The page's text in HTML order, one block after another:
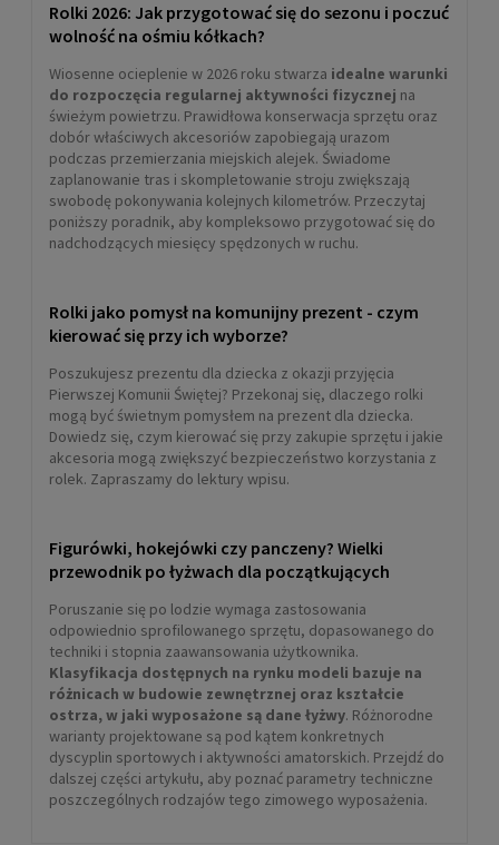
Rolki 2026: Jak przygotować się do sezonu i poczuć
wolność na ośmiu kółkach?
Wiosenne ocieplenie w 2026 roku stwarza idealne warunki
do rozpoczęcia regularnej aktywności fizycznej na
świeżym powietrzu. Prawidłowa konserwacja sprzętu oraz
dobór właściwych akcesoriów zapobiegają urazom
podczas przemierzania miejskich alejek. Świadome
zaplanowanie tras i skompletowanie stroju zwiększają
swobodę pokonywania kolejnych kilometrów. Przeczytaj
poniższy poradnik, aby kompleksowo przygotować się do
nadchodzących miesięcy spędzonych w ruchu.
Rolki jako pomysł na komunijny prezent - czym
kierować się przy ich wyborze?
Poszukujesz prezentu dla dziecka z okazji przyjęcia
Pierwszej Komunii Świętej? Przekonaj się, dlaczego rolki
mogą być świetnym pomysłem na prezent dla dziecka.
Dowiedz się, czym kierować się przy zakupie sprzętu i jakie
akcesoria mogą zwiększyć bezpieczeństwo korzystania z
rolek. Zapraszamy do lektury wpisu.
Figurówki, hokejówki czy panczeny? Wielki
przewodnik po łyżwach dla początkujących
Poruszanie się po lodzie wymaga zastosowania
odpowiednio sprofilowanego sprzętu, dopasowanego do
techniki i stopnia zaawansowania użytkownika.
Klasyfikacja dostępnych na rynku modeli bazuje na
różnicach w budowie zewnętrznej oraz kształcie
ostrza, w jaki wyposażone są dane łyżwy. Różnorodne
warianty projektowane są pod kątem konkretnych
dyscyplin sportowych i aktywności amatorskich. Przejdź do
dalszej części artykułu, aby poznać parametry techniczne
poszczególnych rodzajów tego zimowego wyposażenia.